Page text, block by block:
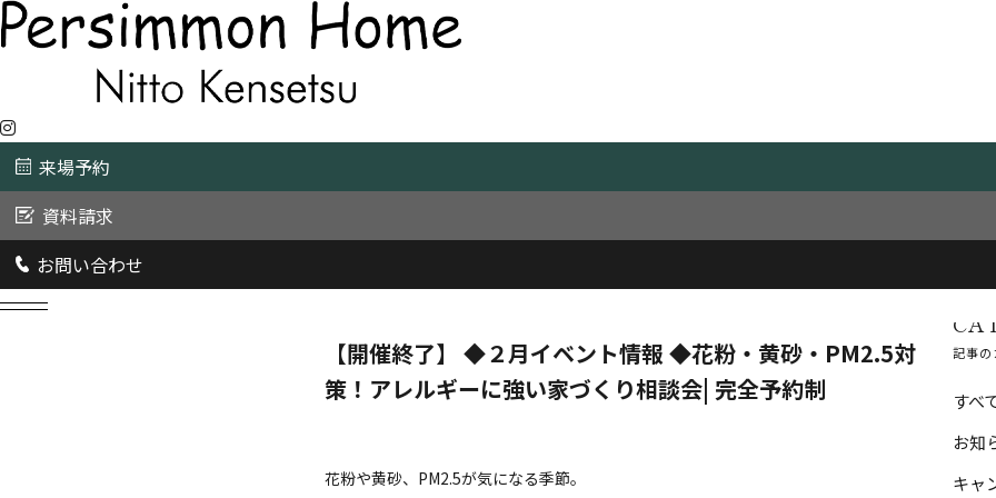
来場予約
資料請求
お問い合わせ
【開催終了】 ◆２月イベント情報 ◆花粉・黄砂・PM2.5対
策！アレルギーに強い家づくり相談会| 完全予約制
花粉や黄砂、PM2.5が気になる季節。
記事の
すべ
お知
キャ